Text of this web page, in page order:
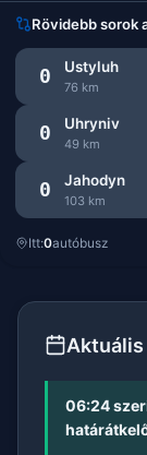
Rövidebb sorok
0 Ustyluh
76 km
0 Uhryniv
49 km
0 Jahodyn
103 km
Itt:0autóbusz
06:24